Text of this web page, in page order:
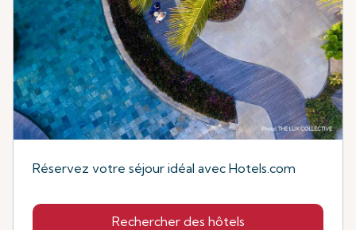
Réservez votre séjour idéal avec Hotels.com
Rechercher des hôtels